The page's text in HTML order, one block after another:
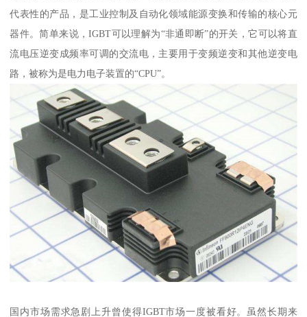
代表性的产品，是工业控制及自动化领域能源变换和传输的核心元
器件。简单来说，IGBT可以理解为“非通即断”的开关，它可以将直
流电压逆变成频率可调的交流电，主要用于变频逆变和其他逆变电
路，被称为是电力电子装置的“CPU”。
国内市场需求急剧上升曾使得IGBT市场一度被看好。虽然长期来